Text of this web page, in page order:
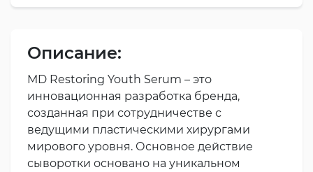
Описание:
MD Restoring Youth Serum – это
инновационная разработка бренда,
созданная при сотрудничестве с
ведущими пластическими хирургами
мирового уровня. Основное действие
сыворотки основано на уникальном